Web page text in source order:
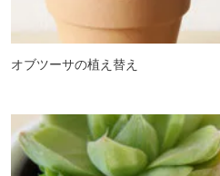
オブツーサの植え替え